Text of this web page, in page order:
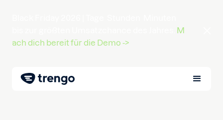
M
ach dich bereit für die Demo ->